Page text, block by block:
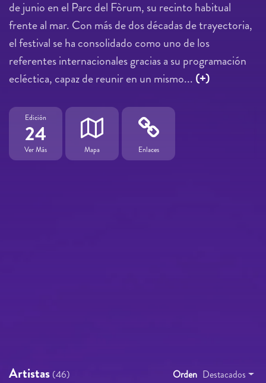
de junio en el Parc del Fòrum, su recinto habitual
frente al mar. Con más de dos décadas de trayectoria,
el festival se ha consolidado como uno de los
referentes internacionales gracias a su programación
ecléctica, capaz de reunir en un mismo... (+)
Edición
24
Ver Más Mapa Enlaces
Artistas (46) Orden Destacados